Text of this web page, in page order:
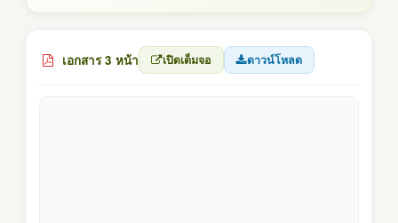
เอกสาร 3 หน้า เปิดเต็มจอ ดาวน์โหลด